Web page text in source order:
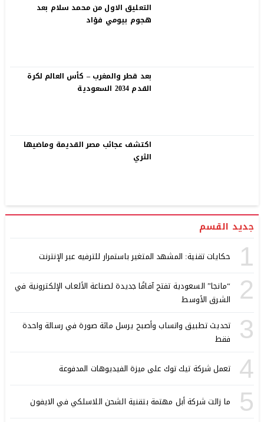
التعليق الاول من محمد سلام بعد
هجوم بيومي فؤاد
بعد قطر والمغرب – كأس العالم لكرة
القدم 2034 السعودية
اكتشف عجائب مصر القديمة وماضيها
الثري
جديد القسم
1 حكايات تقنية: المشهد المتغير باستمرار للترفيه عبر الإنترنت
2
“مانجا” السعودية تفتح آفاقًا جديدة لصناعة الألعاب الإلكترونية في
الشرق الأوسط
3
تحديث تطبيق واتساب وأصبح يرسل مائة صورة في رسالة واحدة
فقط
4 تعمل شركة تيك توك على ميزة الفيديوهات المدفوعة
5 ما زالت شركة أبل مهتمة بتقنية الشحن اللاسلكي في الايفون